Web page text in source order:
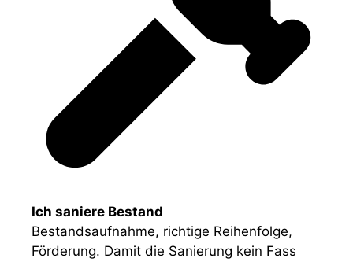
Ich saniere Bestand
Bestandsaufnahme, richtige Reihenfolge,
Förderung. Damit die Sanierung kein Fass